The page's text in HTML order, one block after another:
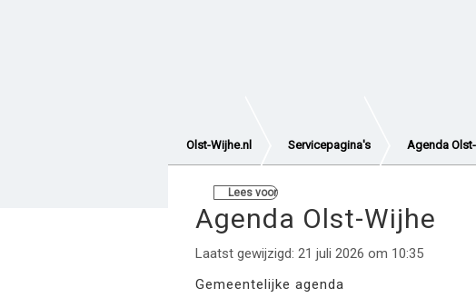
Olst-Wijhe.nl Servicepagina's Agenda
Lees voor
Agenda Olst-Wijhe
Laatst gewijzigd: 21 juli 2026 om 10:35
Gemeentelijke agenda